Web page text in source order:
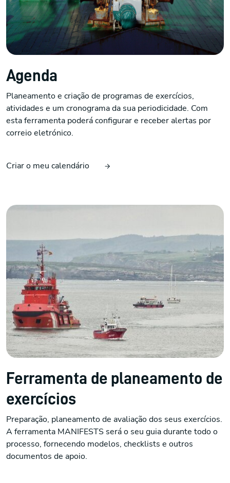
Agenda
Planeamento e criação de programas de exercícios,
atividades e um cronograma da sua periodicidade. Com
esta ferramenta poderá configurar e receber alertas por
correio eletrónico.
Criar o meu calendário
Ferramenta de planeamento de
exercícios
Preparação, planeamento de avaliação dos seus exercícios.
A ferramenta MANIFESTS será o seu guia durante todo o
processo, fornecendo modelos, checklists e outros
documentos de apoio.